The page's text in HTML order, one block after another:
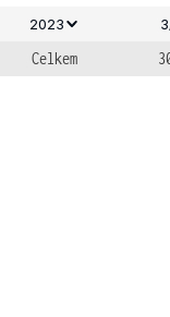
2023
Celkem